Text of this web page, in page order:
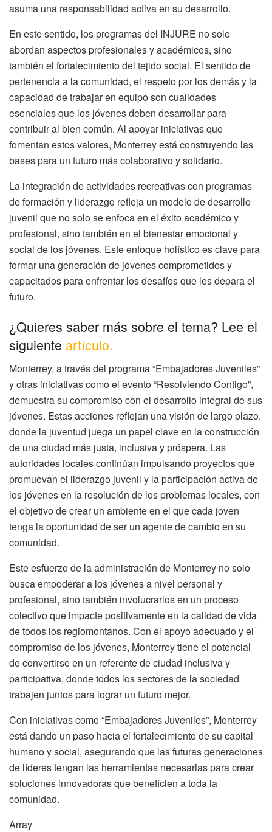
asuma una responsabilidad activa en su desarrollo.
En este sentido, los programas del INJURE no solo
abordan aspectos profesionales y académicos, sino
también el fortalecimiento del tejido social. El sentido de
pertenencia a la comunidad, el respeto por los demás y la
capacidad de trabajar en equipo son cualidades
esenciales que los jóvenes deben desarrollar para
contribuir al bien común. Al apoyar iniciativas que
fomentan estos valores, Monterrey está construyendo las
bases para un futuro más colaborativo y solidario.
La integración de actividades recreativas con programas
de formación y liderazgo refleja un modelo de desarrollo
juvenil que no solo se enfoca en el éxito académico y
profesional, sino también en el bienestar emocional y
social de los jóvenes. Este enfoque holístico es clave para
formar una generación de jóvenes comprometidos y
capacitados para enfrentar los desafíos que les depara el
futuro.
¿Quieres saber más sobre el tema? Lee el
siguiente artículo.
Monterrey, a través del programa “Embajadores Juveniles”
y otras iniciativas como el evento “Resolviendo Contigo”,
demuestra su compromiso con el desarrollo integral de sus
jóvenes. Estas acciones reflejan una visión de largo plazo,
donde la juventud juega un papel clave en la construcción
de una ciudad más justa, inclusiva y próspera. Las
autoridades locales continúan impulsando proyectos que
promuevan el liderazgo juvenil y la participación activa de
los jóvenes en la resolución de los problemas locales, con
el objetivo de crear un ambiente en el que cada joven
tenga la oportunidad de ser un agente de cambio en su
comunidad.
Este esfuerzo de la administración de Monterrey no solo
busca empoderar a los jóvenes a nivel personal y
profesional, sino también involucrarlos en un proceso
colectivo que impacte positivamente en la calidad de vida
de todos los regiomontanos. Con el apoyo adecuado y el
compromiso de los jóvenes, Monterrey tiene el potencial
de convertirse en un referente de ciudad inclusiva y
participativa, donde todos los sectores de la sociedad
trabajen juntos para lograr un futuro mejor.
Con iniciativas como “Embajadores Juveniles”, Monterrey
está dando un paso hacia el fortalecimiento de su capital
humano y social, asegurando que las futuras generaciones
de líderes tengan las herramientas necesarias para crear
soluciones innovadoras que beneficien a toda la
comunidad.
Array